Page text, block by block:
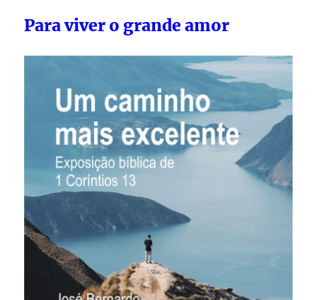
Para viver o grande amor